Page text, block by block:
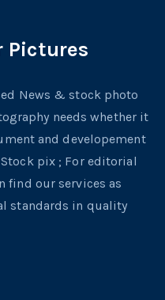
Pictures
News & stock photo
needs whether it
and developement
pix ; For editorial
find our services as
standards in quality